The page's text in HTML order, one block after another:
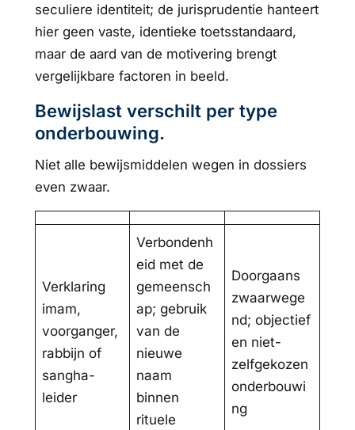
seculiere identiteit; de jurisprudentie hanteert
hier geen vaste, identieke toetsstandaard,
maar de aard van de motivering brengt
vergelijkbare factoren in beeld.
Bewijslast verschilt per type
onderbouwing.
Niet alle bewijsmiddelen wegen in dossiers
even zwaar.
Verklaring
imam,
voorganger,
rabbijn of
sangha-
leider
Verbondenh
eid met de
gemeensch
ap; gebruik
van de
nieuwe
naam
binnen
rituele
Doorgaans
zwaarwege
nd; objectief
en niet-
zelfgekozen
onderbouwi
ng